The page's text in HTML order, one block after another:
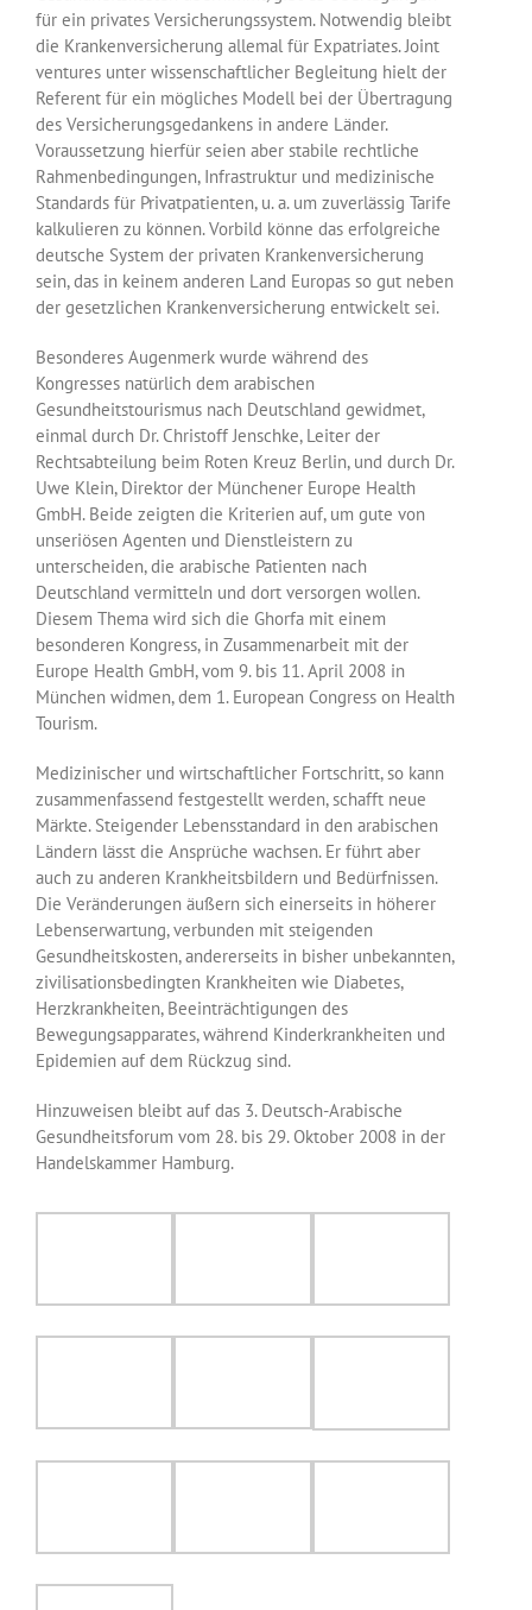
für ein privates Versicherungssystem. Notwendig bleibt
die Krankenversicherung allemal für Expatriates. Joint
ventures unter wissenschaftlicher Begleitung hielt der
Referent für ein mögliches Modell bei der Übertragung
des Versicherungsgedankens in andere Länder.
Voraussetzung hierfür seien aber stabile rechtliche
Rahmenbedingungen, Infrastruktur und medizinische
Standards für Privatpatienten, u. a. um zuverlässig Tarife
kalkulieren zu können. Vorbild könne das erfolgreiche
deutsche System der privaten Krankenversicherung
sein, das in keinem anderen Land Europas so gut neben
der gesetzlichen Krankenversicherung entwickelt sei.
Besonderes Augenmerk wurde während des
Kongresses natürlich dem arabischen
Gesundheitstourismus nach Deutschland gewidmet,
einmal durch Dr. Christoff Jenschke, Leiter der
Rechtsabteilung beim Roten Kreuz Berlin, und durch Dr.
Uwe Klein, Direktor der Münchener Europe Health
GmbH. Beide zeigten die Kriterien auf, um gute von
unseriösen Agenten und Dienstleistern zu
unterscheiden, die arabische Patienten nach
Deutschland vermitteln und dort versorgen wollen.
Diesem Thema wird sich die Ghorfa mit einem
besonderen Kongress, in Zusammenarbeit mit der
Europe Health GmbH, vom 9. bis 11. April 2008 in
München widmen, dem 1. European Congress on Health
Tourism.
Medizinischer und wirtschaftlicher Fortschritt, so kann
zusammenfassend festgestellt werden, schafft neue
Märkte. Steigender Lebensstandard in den arabischen
Ländern lässt die Ansprüche wachsen. Er führt aber
auch zu anderen Krankheitsbildern und Bedürfnissen.
Die Veränderungen äußern sich einerseits in höherer
Lebenserwartung, verbunden mit steigenden
Gesundheitskosten, andererseits in bisher unbekannten,
zivilisationsbedingten Krankheiten wie Diabetes,
Herzkrankheiten, Beeinträchtigungen des
Bewegungsapparates, während Kinderkrankheiten und
Epidemien auf dem Rückzug sind.
Hinzuweisen bleibt auf das 3. Deutsch-Arabische
Gesundheitsforum vom 28. bis 29. Oktober 2008 in der
Handelskammer Hamburg.